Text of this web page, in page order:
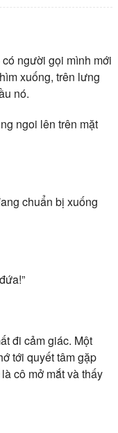
người gọi mình mới
xuống, trên lưng
nó.
ngoi lên trên mặt
chuẩn bị xuống
đi cảm giác. Một
tới quyết tâm gặp
cô mở mắt và thấy